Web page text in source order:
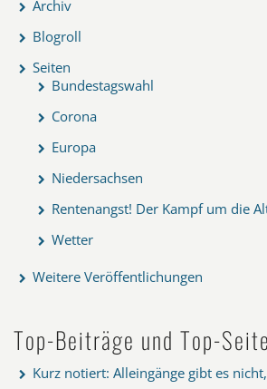
Archiv
Blogroll
Seiten
Bundestagswahl
Corona
Europa
Niedersachsen
Rentenangst! Der Kampf um die
Wetter
Weitere Veröffentlichungen
Top-Beiträge und Top-
Kurz notiert: Alleingänge gibt es